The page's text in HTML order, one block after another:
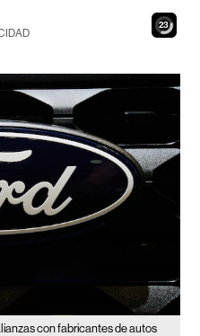
22
con fabricantes de autos